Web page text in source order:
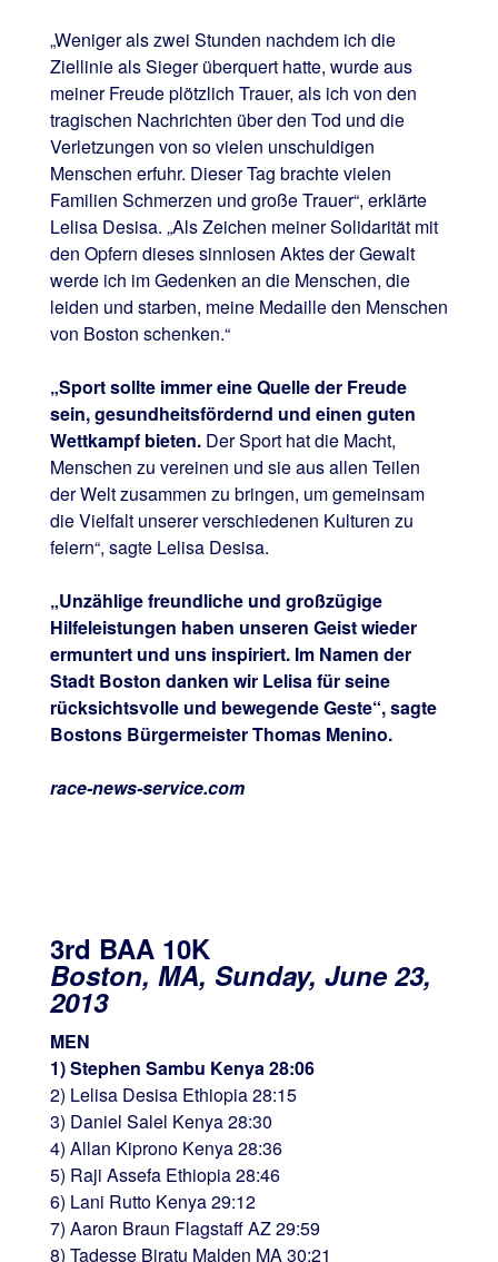
„Weniger als zwei Stunden nachdem ich die
Ziellinie als Sieger überquert hatte, wurde aus
meiner Freude plötzlich Trauer, als ich von den
tragischen Nachrichten über den Tod und die
Verletzungen von so vielen unschuldigen
Menschen erfuhr. Dieser Tag brachte vielen
Familien Schmerzen und große Trauer“, erklärte
Lelisa Desisa. „Als Zeichen meiner Solidarität mit
den Opfern dieses sinnlosen Aktes der Gewalt
werde ich im Gedenken an die Menschen, die
leiden und starben, meine Medaille den Menschen
von Boston schenken.“
„Sport sollte immer eine Quelle der Freude
sein, gesundheitsfördernd und einen guten
Wettkampf bieten.Der Sport hat die Macht,
Menschen zu vereinen und sie aus allen Teilen
der Welt zusammen zu bringen, um gemeinsam
die Vielfalt unserer verschiedenen Kulturen zu
feiern“, sagte Lelisa Desisa.
„Unzählige freundliche und großzügige
Hilfeleistungen haben unseren Geist wieder
ermuntert und uns inspiriert. Im Namen der
Stadt Boston danken wir Lelisa für seine
rücksichtsvolle und bewegende Geste“, sagte
Bostons Bürgermeister Thomas Menino.
race-news-service.com
3rd BAA 10K
Boston, MA, Sunday, June 23,
2013
MEN
1) Stephen Sambu Kenya 28:06
2) Lelisa Desisa Ethiopia 28:15
3) Daniel Salel Kenya 28:30
4) Allan Kiprono Kenya 28:36
5) Raji Assefa Ethiopia 28:46
6) Lani Rutto Kenya 29:12
7) Aaron Braun Flagstaff AZ 29:59
8) Tadesse Biratu Malden MA 30:21